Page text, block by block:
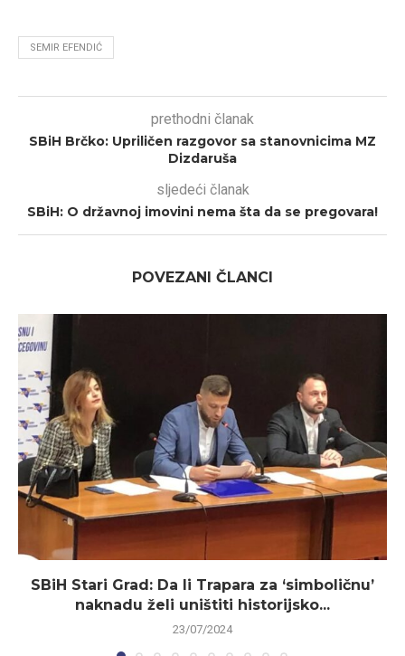
SEMIR EFENDIĆ
prethodni članak
SBiH Brčko: Upriličen razgovor sa stanovnicima MZ
Dizdaruša
sljedeći članak
SBiH: O državnoj imovini nema šta da se pregovara!
POVEZANI ČLANCI
SBiH Stari Grad: Da li Trapara za ‘simboličnu’
naknadu želi uništiti historijsko...
23/07/2024